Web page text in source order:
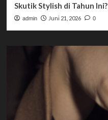
Skutik Stylish di Tahun Ini?
admin Juni 21, 2026 0